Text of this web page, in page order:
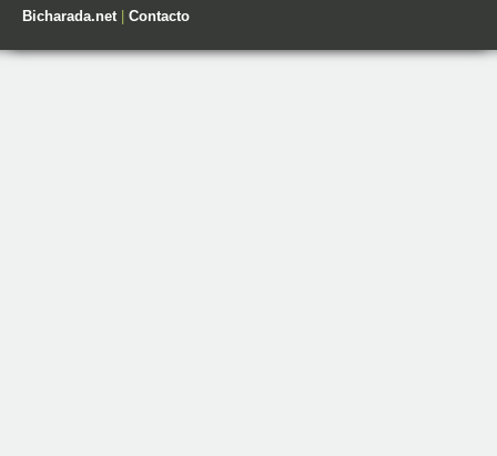
Bicharada.net| Contacto